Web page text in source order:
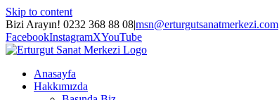
Skip to content
Bizi Arayın! 0232 368 88 08|msn@erturgutsanatmerkezi.com
FacebookInstagramXYouTube
Anasayfa
Hakkımızda